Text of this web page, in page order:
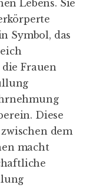
Lebens. Sie
Symbol, das
Frauen
Diese
dem
macht